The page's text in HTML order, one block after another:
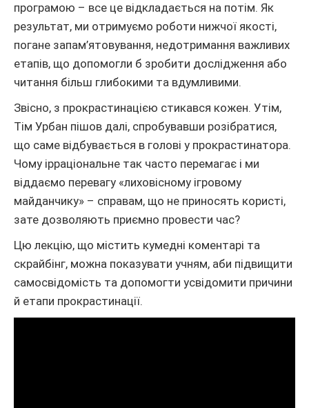
програмою – все це відкладається на потім. Як
результат, ми отримуємо роботи нижчої якості,
погане запам’ятовування, недотримання важливих
етапів, що допомогли б зробити дослідження або
читання більш глибокими та вдумливими.
Звісно, з прокрастинацією стикався кожен. Утім,
Тім Урбан пішов далі, спробувавши розібратися,
що саме відбувається в голові у прокрастинатора.
Чому ірраціональне так часто перемагає і ми
віддаємо перевагу «лиховісному ігровому
майданчику» – справам, що не приносять користі,
зате дозволяють приємно провести час?
Цю лекцію, що містить кумедні коментарі та
скрайбінг, можна показувати учням, аби підвищити
самосвідомість та допомогти усвідомити причини
й етапи прокрастинації.